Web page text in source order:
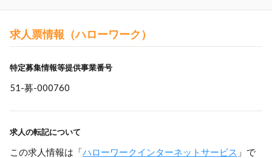
求人票情報（ハローワーク）
特定募集情報等提供事業番号
51-募-000760
求人の転記について
この求人情報は「ハローワークインターネットサービス 」で